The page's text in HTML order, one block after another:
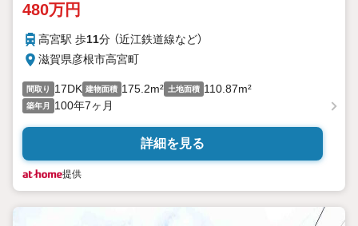
480万円
高宮駅 歩11分 （近江鉄道線など）
滋賀県彦根市高宮町
間取り 17DK 建物面積 175.2m² 土地面積 110.87m²
築年月 100年7ヶ月
詳細を見る
提供